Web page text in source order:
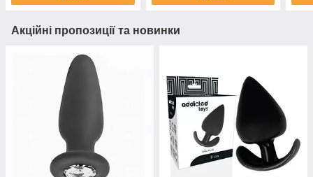
Акційні пропозиції та новинки